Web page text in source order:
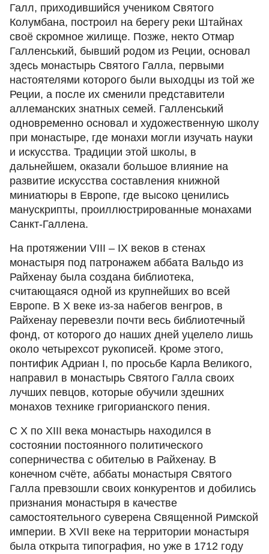
Галл, приходившийся учеником Святого
Колумбана, построил на берегу реки Штайнах
своё скромное жилище. Позже, некто Отмар
Галленський, бывший родом из Реции, основал
здесь монастырь Святого Галла, первыми
настоятелями которого были выходцы из той же
Реции, а после их сменили представители
аллеманских знатных семей. Галленський
одновременно основал и художественную школу
при монастыре, где монахи могли изучать науки
и искусства. Традиции этой школы, в
дальнейшем, оказали большое влияние на
развитие искусства составления книжной
миниатюры в Европе, где высоко ценились
манускрипты, проиллюстрированные монахами
Санкт-Галлена.
На протяжении VIII – IX веков в стенах
монастыря под патронажем аббата Вальдо из
Райхенау была создана библиотека,
считающаяся одной из крупнейших во всей
Европе. В X веке из-за набегов венгров, в
Райхенау перевезли почти весь библиотечный
фонд, от которого до наших дней уцелело лишь
около четырехсот рукописей. Кроме этого,
понтифик Адриан I, по просьбе Карла Великого,
направил в монастырь Святого Галла своих
лучших певцов, которые обучили здешних
монахов технике григорианского пения.
С X по XIII века монастырь находился в
состоянии постоянного политического
соперничества с обителью в Райхенау. В
конечном счёте, аббаты монастыря Святого
Галла превзошли своих конкурентов и добились
признания монастыря в качестве
самостоятельного суверена Священной Римской
империи. В XVII веке на территории монастыря
была открыта типография, но уже в 1712 году